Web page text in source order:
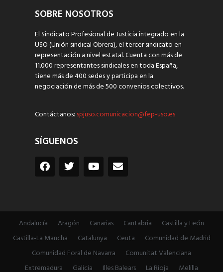
SOBRE NOSOTROS
El Sindicato Profesional de Justicia integrado en la
USO (Unión sindical Obrera), el tercer sindicato en
representación a nivel estatal. Cuenta con más de
11.000 representantes sindicales en toda España,
tiene más de 400 sedes y participa en la
negociación de más de 500 convenios colectivos.
Contáctanos: spjuso.comunicacion@fep-uso.es
SÍGUENOS
Andalucía Aragón Canarias Cantabria
Castilla y León
Castilla-La Mancha
Catalunya Ceuta
Comunidad de Madrid
Comunidad Foral de Navarra
Comunitat Valenciana
Extremadura
Galicia Illes Balears La Rioja Melilla